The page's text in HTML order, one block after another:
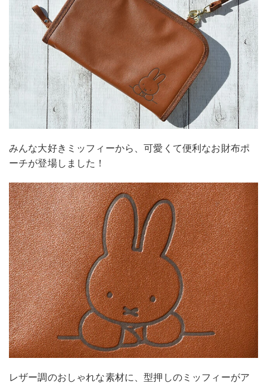
みんな大好きミッフィーから、可愛くて便利なお財布ポ
ーチが登場しました！
レザー調のおしゃれな素材に、型押しのミッフィーがア